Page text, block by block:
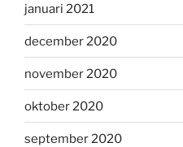
januari 2021
december 2020
november 2020
oktober 2020
september 2020